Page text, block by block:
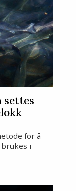
settes
for å
i